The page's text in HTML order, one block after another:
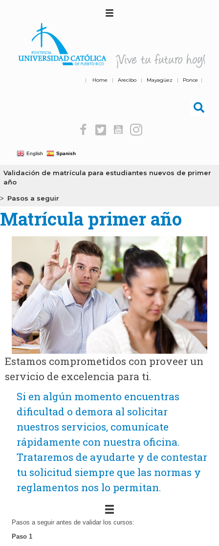
| Home | Arecibo | Mayagüez | Ponce |
English Spanish
Validación de matrícula para estudiantes nuevos de primer
año
> Pasos a seguir
Matrícula primer año
Estamos comprometidos con proveer un
servicio de excelencia para ti.
Si en algún momento encuentras
dificultad o demora al solicitar
nuestros servicios, comunícate
rápidamente con nuestra oficina.
Trataremos de ayudarte y de contestar
tu solicitud siempre que las normas y
reglamentos nos lo permitan.
Pasos a seguir antes de validar los cursos:
Paso 1